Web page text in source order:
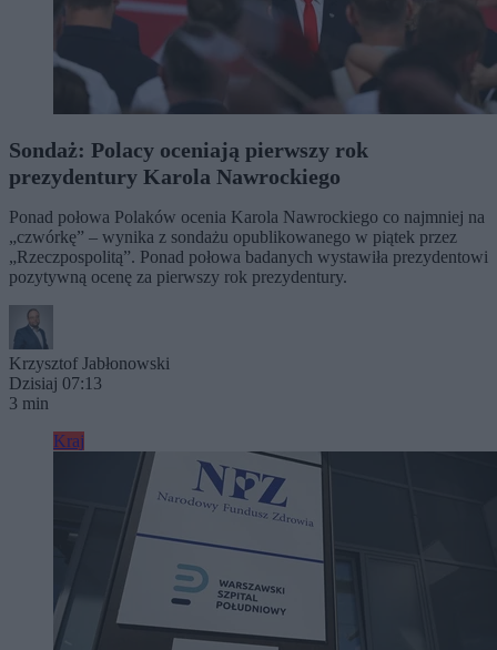
Sondaż: Polacy oceniają pierwszy rok
prezydentury Karola Nawrockiego
Ponad połowa Polaków ocenia Karola Nawrockiego co najmniej na
„czwórkę” – wynika z sondażu opublikowanego w piątek przez
„Rzeczpospolitą”. Ponad połowa badanych wystawiła prezydentowi
pozytywną ocenę za pierwszy rok prezydentury.
Krzysztof Jabłonowski
Dzisiaj 07:13
3 min
Kraj